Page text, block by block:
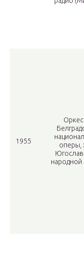
1955
оперы,
народной